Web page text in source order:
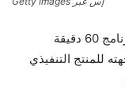
قامت شبكة سي بي إس نيوز بطرد مراسل برنامج 60 دقيقة
للمنتج التنفيذي